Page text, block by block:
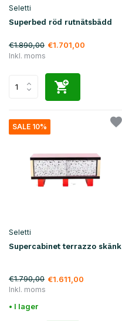
Seletti
Superbed röd rutnätsbädd
€1.890,00 €1.701,00
Inkl. moms
SALE 10%
Seletti
Supercabinet terrazzo skänk
€1.790,00 €1.611,00
Inkl. moms
• I lager